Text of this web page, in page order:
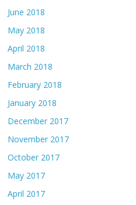
June 2018
May 2018
April 2018
March 2018
February 2018
January 2018
December 2017
November 2017
October 2017
May 2017
April 2017